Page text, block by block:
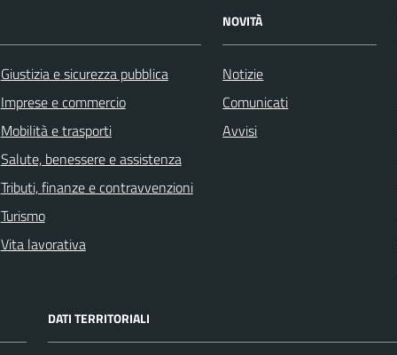
Giustizia e sicurezza pubblica
Imprese e commercio
Mobilità e trasporti
Salute, benessere e assistenza
Tributi, finanze e contravvenzioni
Turismo
Vita lavorativa
NOVITÀ
Notizie
Comunicati
Avvisi
DATI TERRITORIALI